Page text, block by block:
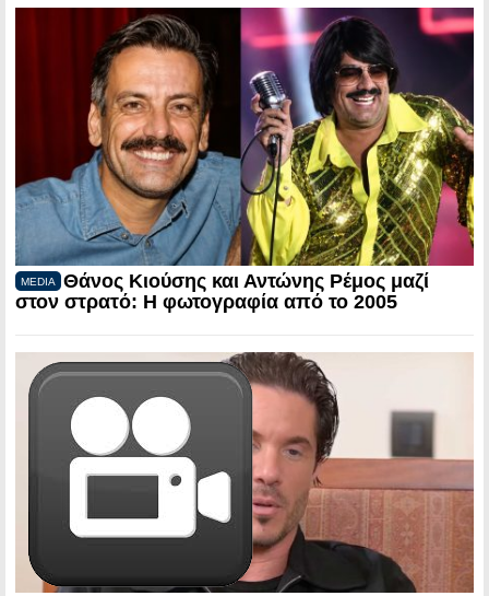
MEDIA
Θάνος Κιούσης και Αντώνης Ρέμος μαζί
στον στρατό: Η φωτογραφία από το 2005